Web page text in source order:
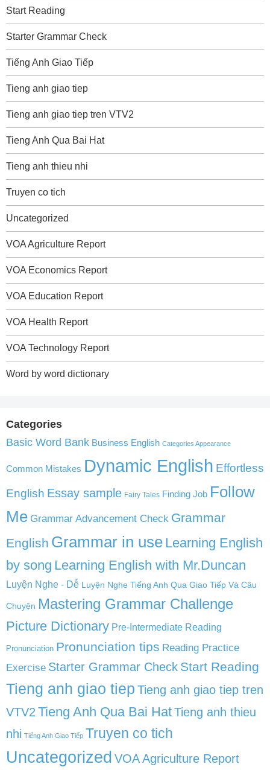
Start Reading
Starter Grammar Check
Tiếng Anh Giao Tiếp
Tieng anh giao tiep
Tieng anh giao tiep tren VTV2
Tieng Anh Qua Bai Hat
Tieng anh thieu nhi
Truyen co tich
Uncategorized
VOA Agriculture Report
VOA Economics Report
VOA Education Report
VOA Health Report
VOA Technology Report
Word by word dictionary
Categories
Basic Word Bank Business English Categories Appearance
Common Mistakes Dynamic English Effortless
English Essay sample Fairy Tales Finding Job Follow
Me Grammar Advancement Check Grammar
English Grammar in use Learning English
by song Learning English with Mr.Duncan
Luyện Nghe - Dễ Luyện Nghe Tiếng Anh Qua Giao Tiếp Và Câu
Chuyện Mastering Grammar Challenge
Picture Dictionary Pre-Intermediate Reading
Pronunciation Pronunciation tips Reading Practice
Exercise Starter Grammar Check Start Reading
Tieng anh giao tiep Tieng anh giao tiep tren
VTV2 Tieng Anh Qua Bai HatTieng anh thieu
nhi Tiếng Anh Giao Tiếp Truyen co tich
Uncategorized VOA Agriculture Report